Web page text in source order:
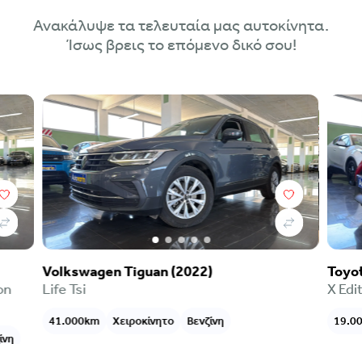
Ανακάλυψε τα τελευταία μας αυτοκίνητα.
Ίσως βρεις το επόμενο δικό σου!
Toyota Aygo (2021)
X Edition Navi
19.000km Χειροκίνητο Βενζίνη